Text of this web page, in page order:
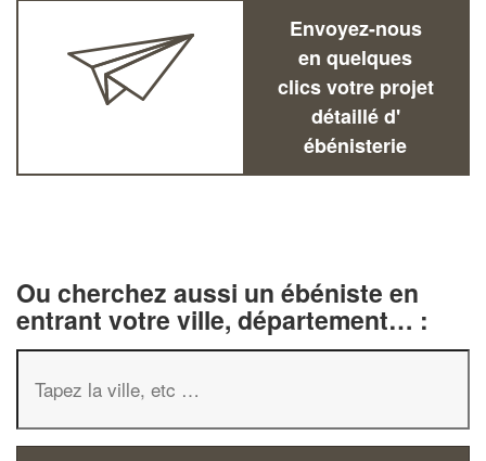
Envoyez-nous
en quelques
clics votre projet
détaillé d'
ébénisterie
Ou cherchez aussi un ébéniste en
entrant votre ville, département… :